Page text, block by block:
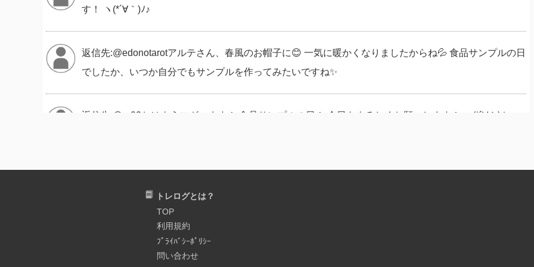
す！ ヽ(*´∀｀)ﾉ♪
返信先:@edonotarotアルテさん、春風のお帽子に😊 一気に暖かくなりましたからね💦 食品サンプルの日
でしたか、いつか自分でもサンプルを作ってみたいですね✨️
返信先:@qr02おはようございます！ 食品サンプルの日！ 今日もよろしくお願いします！ ヽ(*´∀｀)ﾉ♪
見た目の楽しさ、魅力などをより多く人に知ってもらい、将来のさらなる普及と発展が目的です。 日本
の食品サンプルは、本物以上のホンモノ✨️ そんなことを書いてる私は一体ナニモノなのかいな？
トレログとは？
TOP
利用規約
ﾌﾟﾗｲﾊﾞｼｰﾎﾟﾘｼｰ
問い合わせ